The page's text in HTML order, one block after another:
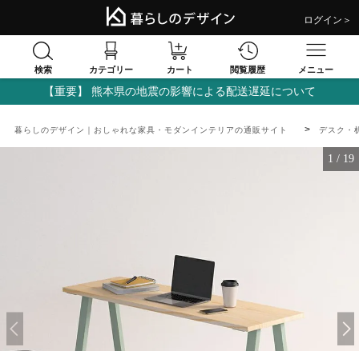
ログイン＞
検索 カテゴリー カート 閲覧履歴 メニュー
【重要】 熊本県の地震の影響による配送遅延について
暮らしのデザイン｜おしゃれな家具・モダンインテリアの通販サイト デスク・
1 / 19